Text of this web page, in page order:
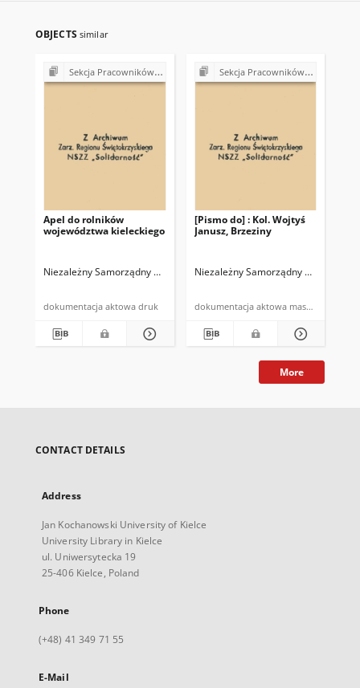
OBJECTS similar
Sekcja Pracowników Spółdzielczości Rolniczej "Samopomoc Chłopska" NSZZ "Solidarność"
Apel do rolników
województwa kieleckiego
Niezależny Samorządny Związek Zawodowy Rolników Indywidualnych
dokumentacja aktowa druk
Sekcja Pracowników Spółdzielczości Rolniczej "Samopomoc Chłopska" NSZZ "Solidarność"
[Pismo do] : Kol. Wojtyś
Janusz, Brzeziny
Niezależny Samorządny Związek
dokumentacja aktowa maszynopis
More
CONTACT DETAILS
Address
Jan Kochanowski University of Kielce
University Library in Kielce
ul. Uniwersytecka 19
25-406 Kielce, Poland
Phone
(+48) 41 349 71 55
E-Mail